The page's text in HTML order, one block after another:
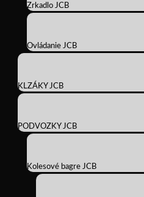
Zrkadlo JCB
Ovládanie JCB
KLZÁKY JCB
PODVOZKY JCB
Kolesové bagre JCB